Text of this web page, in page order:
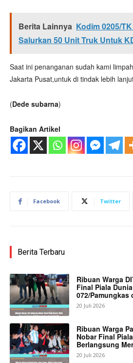
Berita Lainnya Kodim 0205/
Salurkan 50 Unit Truk Untuk
Saat ini penanganan sudah kami
Jakarta Pusat,untuk di tindak lebih
(Dede subarna)
Bagikan Artikel
Facebook Twitter
Berita Terbaru
Ribuan Warga
Final Piala
072/Pamungkas
20 Juli 2026
Ribuan Warga
Nobar Final
Berlangsung
20 Juli 2026